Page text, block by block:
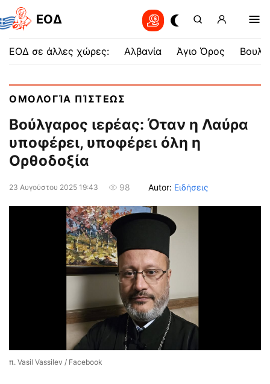
EOΔ
ΕΟΔ σε άλλες χώρες: Αλβανία Άγιο Όρος
ΟΜΟΛΟΓΊΑ ΠΊΣΤΕΩΣ
Βούλγαρος ιερέας: Όταν η Λαύρα
υποφέρει, υποφέρει όλη η
Ορθοδοξία
23 Αυγούστου 2025 19:43 98 Autor: Ειδήσεις
π. Vasil Vassilev / Facebook